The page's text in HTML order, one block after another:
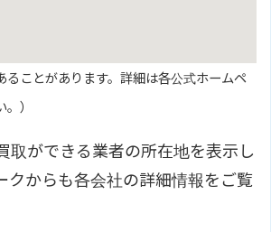
ることがあります。詳細は各公式ホームペ
）
取ができる業者の所在地を表示し
クからも各会社の詳細情報をご覧